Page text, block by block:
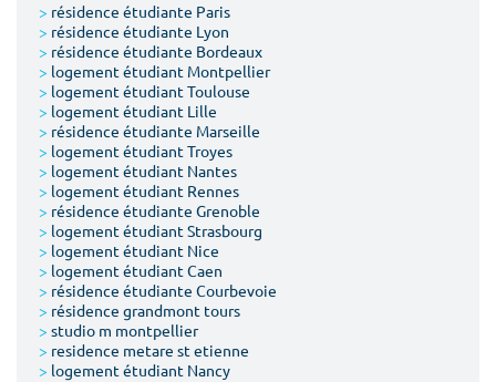
> résidence étudiante Paris
> résidence étudiante Lyon
> résidence étudiante Bordeaux
> logement étudiant Montpellier
> logement étudiant Toulouse
> logement étudiant Lille
> résidence étudiante Marseille
> logement étudiant Troyes
> logement étudiant Nantes
> logement étudiant Rennes
> résidence étudiante Grenoble
> logement étudiant Strasbourg
> logement étudiant Nice
> logement étudiant Caen
> résidence étudiante Courbevoie
> résidence grandmont tours
> studio m montpellier
> residence metare st etienne
> logement étudiant Nancy